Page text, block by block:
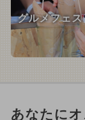
グルメフェス
あなたに